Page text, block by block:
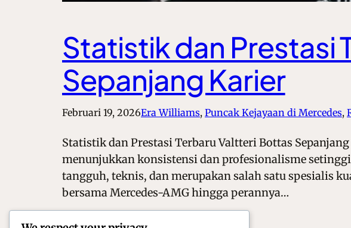
Statistik dan Prestasi
Sepanjang Karier
Februari 19, 2026Era Williams, Puncak Kejayaan di Mercedes,
Statistik dan Prestasi Terbaru Valtteri Bottas
menunjukkan konsistensi dan profesionalisme
tangguh, teknis, dan merupakan salah satu spesialis
bersama Mercedes-AMG hingga perannya…